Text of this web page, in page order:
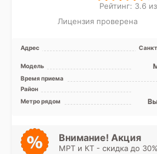
Рейтинг: 3.6
Лицензия проверена
Адрес
Модель
Время приема
Район
Метро рядом
Внимание! Акция
МРТ и КТ - скидка до 30%